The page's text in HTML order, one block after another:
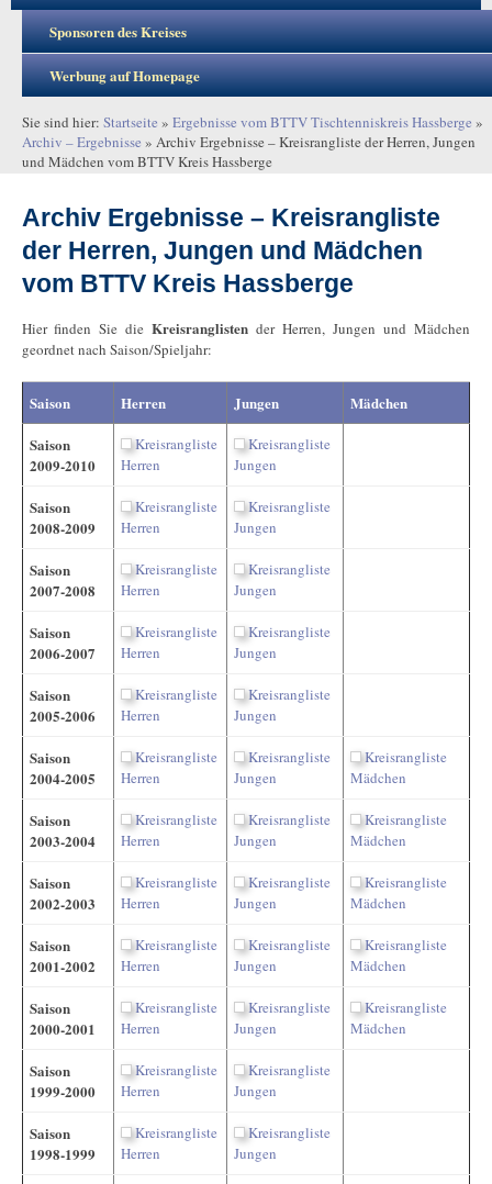
Sponsoren des Kreises
Werbung auf Homepage
Sie sind hier: Startseite » Ergebnisse vom BTTV Tischtenniskreis Hassberge »
Archiv – Ergebnisse » Archiv Ergebnisse – Kreisrangliste der Herren, Jungen
und Mädchen vom BTTV Kreis Hassberge
Archiv Ergebnisse – Kreisrangliste
der Herren, Jungen und Mädchen
vom BTTV Kreis Hassberge
Hier finden Sie dieKreisranglisten der Herren, Jungen und Mädchen
geordnet nach Saison/Spieljahr:
Saison Herren Jungen
Mädchen
Saison
2009-2010
Kreisrangliste
Herren
Kreisrangliste
Jungen
Saison
2008-2009
Kreisrangliste
Herren
Kreisrangliste
Jungen
Saison
2007-2008
Kreisrangliste
Herren
Kreisrangliste
Jungen
Saison
2006-2007
Kreisrangliste
Herren
Kreisrangliste
Jungen
Saison
2005-2006
Kreisrangliste
Herren
Kreisrangliste
Jungen
Saison
2004-2005
Kreisrangliste
Herren
Kreisrangliste
Jungen
Kreisrangliste
Mädchen
Saison
2003-2004
Kreisrangliste
Herren
Kreisrangliste
Jungen
Kreisrangliste
Mädchen
Saison
2002-2003
Kreisrangliste
Herren
Kreisrangliste
Jungen
Kreisrangliste
Mädchen
Saison
2001-2002
Kreisrangliste
Herren
Kreisrangliste
Jungen
Kreisrangliste
Mädchen
Saison
2000-2001
Kreisrangliste
Herren
Kreisrangliste
Jungen
Kreisrangliste
Mädchen
Saison
1999-2000
Kreisrangliste
Herren
Kreisrangliste
Jungen
Saison
1998-1999
Kreisrangliste
Herren
Kreisrangliste
Jungen